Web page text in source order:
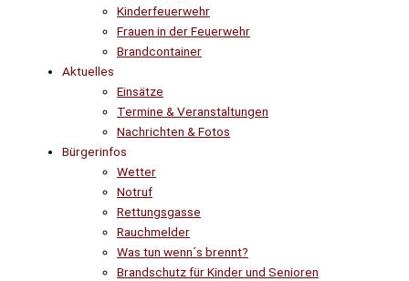
Kinderfeuerwehr
Frauen in der Feuerwehr
Brandcontainer
Aktuelles
Einsätze
Termine & Veranstaltungen
Nachrichten & Fotos
Bürgerinfos
Wetter
Notruf
Rettungsgasse
Rauchmelder
Was tun wenn´s brennt?
Brandschutz für Kinder und Senioren